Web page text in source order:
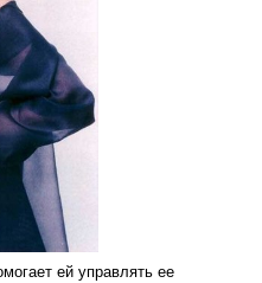
ей управлять ее